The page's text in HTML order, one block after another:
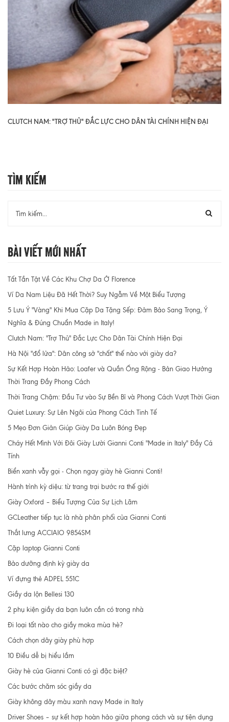
CLUTCH NAM: "TRỢ THỦ" ĐẮC LỰC CHO DÂN TÀI CHÍNH HIỆN ĐẠI
Tìm Kiếm
Bài Viết Mới Nhất
Tất Tần Tật Về Các Khu Chợ Da Ở Florence
Ví Da Nam Liệu Đã Hết Thời? Suy Ngẫm Về Một Biểu Tượng
5 Lưu Ý "Vàng" Khi Mua Cặp Da Tặng Sếp: Đảm Bảo Sang Trọng, Ý
Nghĩa & Đúng Chuẩn Made in Italy!
Clutch Nam: "Trợ Thủ" Đắc Lực Cho Dân Tài Chính Hiện Đại
Hà Nội "đổ lửa": Dân công sở "chất" thế nào với giày da?
Sự Kết Hợp Hoàn Hảo: Loafer và Quần Ống Rộng - Bản Giao Hưởng
Thời Trang Đầy Phong Cách
Thời Trang Chậm: Đầu Tư vào Sự Bền Bỉ và Phong Cách Vượt Thời Gian
Quiet Luxury: Sự Lên Ngôi của Phong Cách Tinh Tế
5 Mẹo Đơn Giản Giúp Giày Da Luôn Bóng Đẹp
Cháy Hết Mình Với Đôi Giày Lười Gianni Conti "Made in Italy" Đầy Cá
Tính
Biển xanh vẫy gọi - Chọn ngay giày hè Gianni Conti!
Hành trình kỳ diệu: từ trang trại bước ra thế giới
Giày Oxford – Biểu Tượng Của Sự Lịch Lãm
GCLeather tiếp tục là nhà phân phối của Gianni Conti
Thắt lưng ACCIAIO 9854SM
Cặp laptop Gianni Conti
Bảo dưỡng định kỳ giày da
Ví đựng thẻ ADPEL 551C
Giầy da lộn Bellesi 130
2 phụ kiện giầy da bạn luôn cần có trong nhà
Đi loại tất nào cho giầy moka mùa hè?
Cách chọn dây giày phù hợp
10 Điều dễ bị hiểu lầm
Giày hè của Gianni Conti có gì đặc biệt?
Các bước chăm sóc giầy da
Giày không dây màu xanh navy Made in Italy
Driver Shoes – sự kết hợp hoàn hảo giữa phong cách và sự tiện dụng